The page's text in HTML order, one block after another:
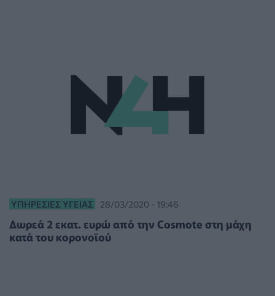
ΥΠΗΡΕΣΊΕΣ ΥΓΕΊΑΣ 28/03/2020 - 19:46
Δωρεά 2 εκατ. ευρώ από την Cosmote στη μάχη
κατά του κορονοϊού